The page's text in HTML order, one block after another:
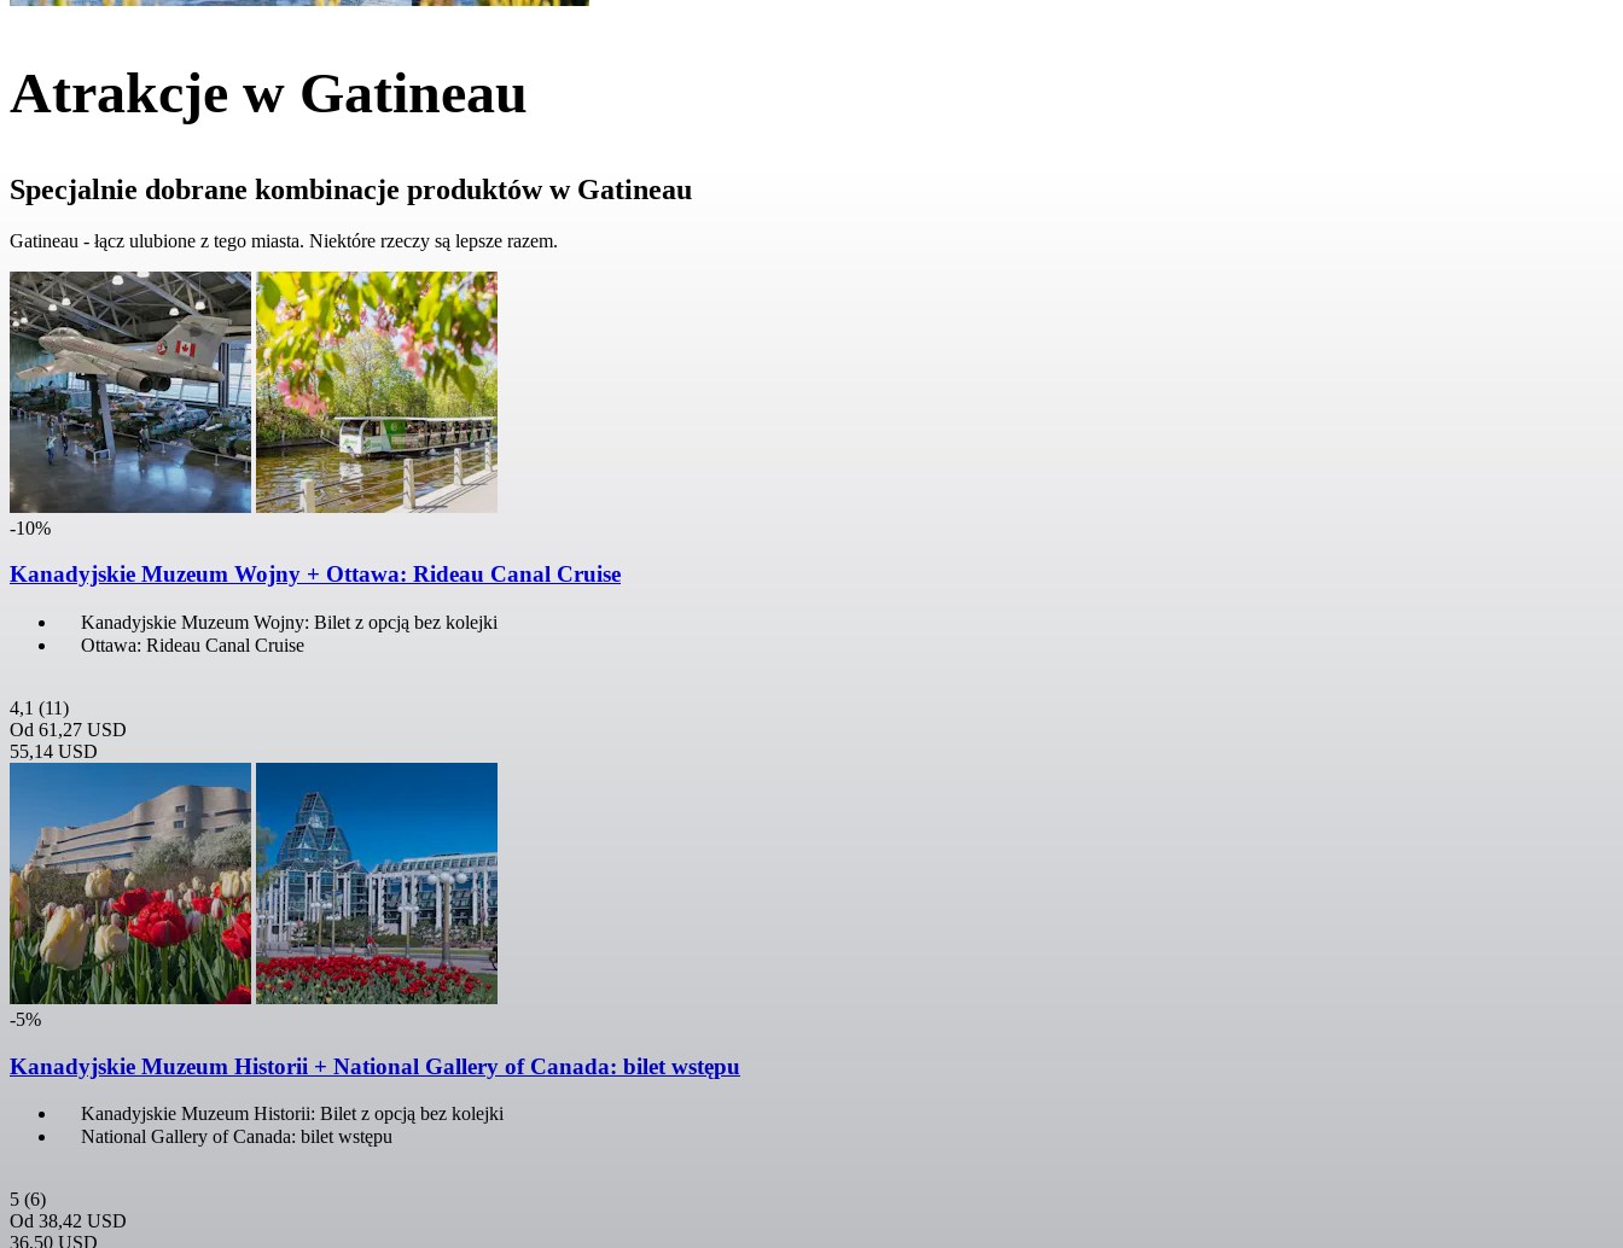
Atrakcje w Gatineau
Specjalnie dobrane kombinacje produktów w Gatineau
Gatineau - łącz ulubione z tego miasta. Niektóre rzeczy są lepsze razem.
-10%
Kanadyjskie Muzeum Wojny + Ottawa: Rideau Canal Cruise
Kanadyjskie Muzeum Wojny: Bilet z opcją bez kolejki
Ottawa: Rideau Canal Cruise
4,1 (11)
Od 61,27 USD
55,14 USD
-5%
Kanadyjskie Muzeum Historii + National Gallery of Canada: bilet wstępu
Kanadyjskie Muzeum Historii: Bilet z opcją bez kolejki
National Gallery of Canada: bilet wstępu
5 (6)
Od 38,42 USD
36,50 USD